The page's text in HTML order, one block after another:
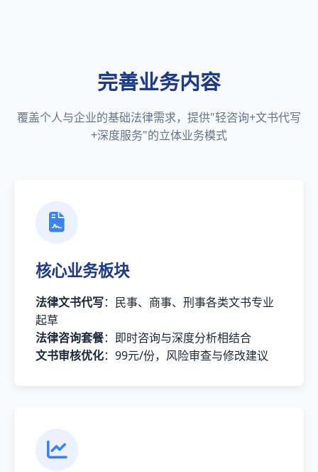
完善业务内容
覆盖个人与企业的基础法律需求，提供"轻咨询+文书代写
+深度服务"的立体业务模式
核心业务板块
法律文书代写：民事、商事、刑事各类文书专业
起草
法律咨询套餐：即时咨询与深度分析相结合
文书审核优化：99元/份，风险审查与修改建议